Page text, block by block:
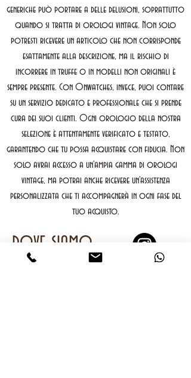
generiche può portare a delle delusioni, soprattutto
quando si tratta di orologi vintage. Non solo
potresti ricevere un articolo che non corrisponde
esattamente alla descrizione, ma il rischio di
incorrere in truffe o in modelli non originali è
sempre presente. Con Onwatches, invece, puoi contare
su un servizio dedicato e professionale che si prende
cura dei suoi clienti. Ogni orologio della nostra
selezione è attentamente verificato e testato,
garantendo che tu possa acquistare con fiducia. Non
solo avrai accesso a un'ampia gamma di orologi
vintage, ma potrai anche ricevere un'assistenza
personalizzata che ti accompagnerà in ogni fase del
tuo acquisto.
dove siamo